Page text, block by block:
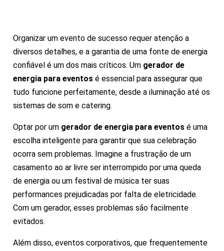
Organizar um evento de sucesso requer atenção a
diversos detalhes, e a garantia de uma fonte de energia
confiável é um dos mais críticos. Um gerador de
energia para eventos é essencial para assegurar que
tudo funcione perfeitamente, desde a iluminação até os
sistemas de som e catering.
Optar por um gerador de energia para eventos é uma
escolha inteligente para garantir que sua celebração
ocorra sem problemas. Imagine a frustração de um
casamento ao ar livre ser interrompido por uma queda
de energia ou um festival de música ter suas
performances prejudicadas por falta de eletricidade.
Com um gerador, esses problemas são facilmente
evitados.
Além disso, eventos corporativos, que frequentemente